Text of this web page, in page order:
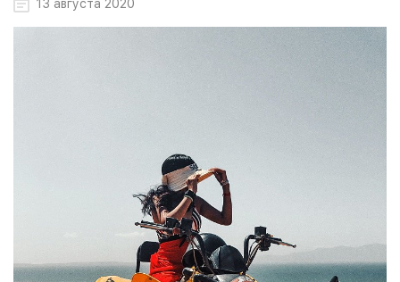
13 августа 2020